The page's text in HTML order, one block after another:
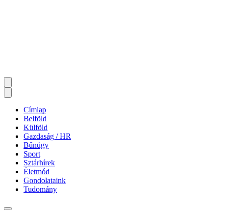
Címlap
Belföld
Külföld
Gazdaság / HR
Bűnügy
Sport
Sztárhírek
Életmód
Gondolataink
Tudomány